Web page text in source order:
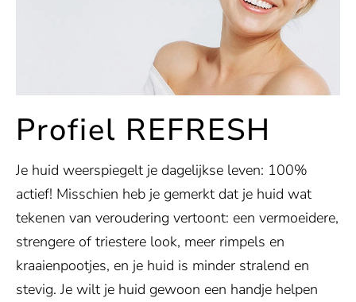
Profiel REFRESH
Je huid weerspiegelt je dagelijkse leven: 100%
actief! Misschien heb je gemerkt dat je huid wat
tekenen van veroudering vertoont: een vermoeidere,
strengere of triestere look, meer rimpels en
kraaienpootjes, en je huid is minder stralend en
stevig. Je wilt je huid gewoon een handje helpen